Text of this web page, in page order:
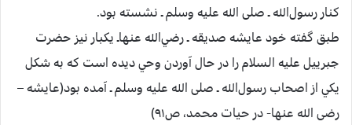
كنار رسول‌الله ـ صلی الله علیه وسلم ـ نشسته‌ بود.
طبق‌ گفته‌ خود عايشه صديقه‌ ـ رضي‌الله عنهاـ يكبار نيز حضرت‌
جبرييل عليه السلام را در حال‌ آوردن‌ وحي‌ ديده‌ است‌ كه‌ به‌ شكل‌
يكي‌ از اصحاب‌ رسول‌الله ـ صلی الله علیه وسلم ـ آمده‌ بود(عايشه –
رضی الله عنها-‌ در حيات‌ محمد، ص‌٩١)